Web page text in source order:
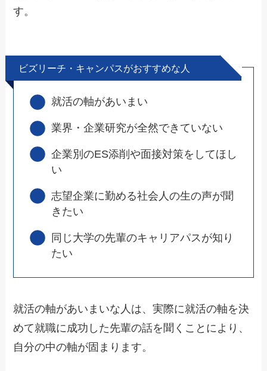
す。
ビズリーチ・キャンパスがおすすめな人
就活の軸があいまい
業界・企業研究が全然できていない
企業別のES添削や面接対策をしてほし
い
志望企業に勤める社会人の生の声が聞
きたい
同じ大学の先輩のキャリアパスが知り
たい
就活の軸があいまいな人は、実際に就活の軸を決
めて就職に成功した先輩の話を聞くことにより、
自分の中の軸が固まります。